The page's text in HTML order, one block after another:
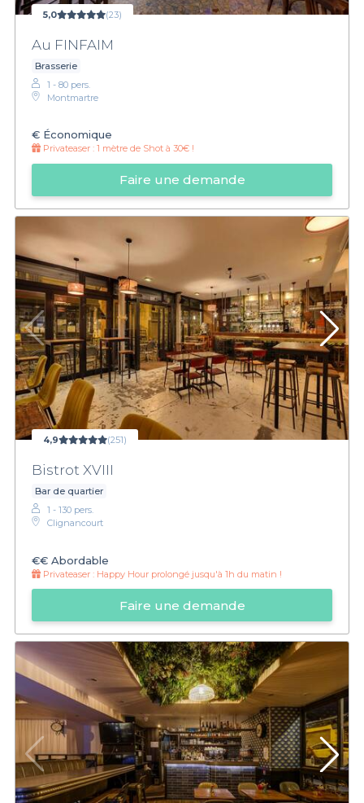
5,0 (23)
Au FINFAIM
Brasserie
1 - 80 pers.
Montmartre
€ Économique
Privateaser : 1 mètre de Shot à 30€ !
Faire une demande
4,9 (251)
Bistrot XVIII
Bar de quartier
1 - 130 pers.
Clignancourt
€€ Abordable
Privateaser : Happy Hour prolongé jusqu'à 1h du matin !
Faire une demande